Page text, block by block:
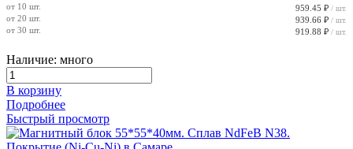
от 10 шт. 959.45 ₽ / шт.
от 20 шт. 939.66 ₽ / шт.
от 30 шт. 919.88 ₽ / шт.
Наличие: много
В корзину
Подробнее
Быстрый просмотр